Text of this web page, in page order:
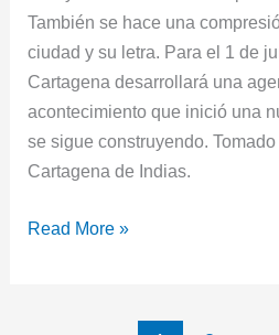
También se hace una
ciudad y su letra. Para el 1 de
Cartagena desarrollará una
acontecimiento que inició una
se sigue construyendo.
Cartagena de Indias.
Read More »